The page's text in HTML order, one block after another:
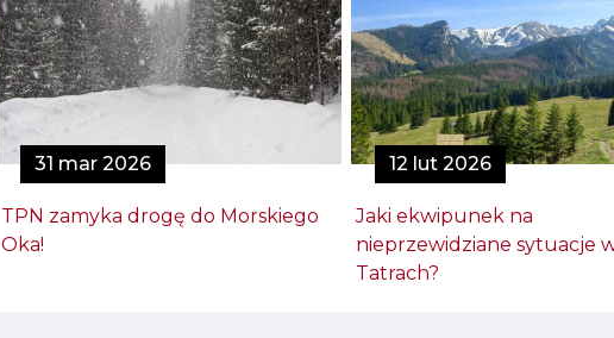
31 mar 2026
TPN zamyka drogę do Morskiego
Oka!
12 lut 2026
Jaki ekwipunek na
nieprzewidziane sytuacje
Tatrach?